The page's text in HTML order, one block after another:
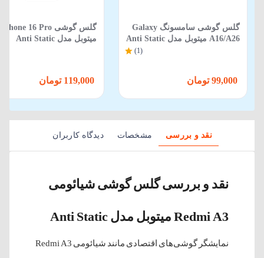
گلس گوشی سامسونگ Galaxy
A16/A26 میتوبل مدل Anti Static
(1)
گلس گوشی iPhone 16 Pro
میتوبل مدل Anti Static
نقد و بررسی مشخصات دیدگاه کاربران
نقد و بررسی گلس گوشی شیائومی
Redmi A3 میتوبل مدل Anti Static
نمایشگر گوشی‌های اقتصادی مانند شیائومی Redmi A3